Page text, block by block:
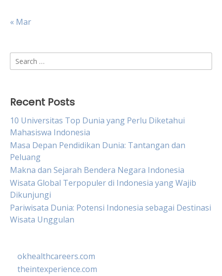
« Mar
Search
for:
Recent Posts
10 Universitas Top Dunia yang Perlu Diketahui
Mahasiswa Indonesia
Masa Depan Pendidikan Dunia: Tantangan dan
Peluang
Makna dan Sejarah Bendera Negara Indonesia
Wisata Global Terpopuler di Indonesia yang Wajib
Dikunjungi
Pariwisata Dunia: Potensi Indonesia sebagai Destinasi
Wisata Unggulan
okhealthcareers.com
theintexperience.com